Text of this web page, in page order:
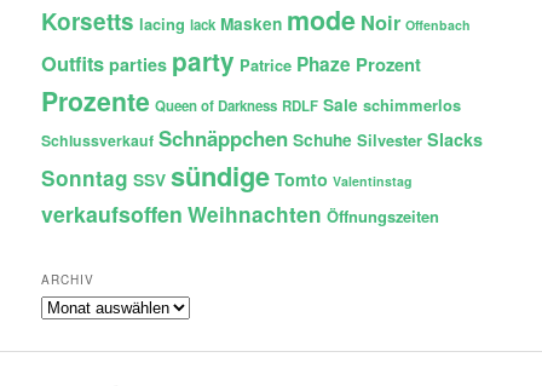
Korsetts lacing lack Masken mode Noir Offenbach
Outfits parties party Patrice Phaze Prozent
Prozente Queen of Darkness RDLF Sale schimmerlos
Schlussverkauf Schnäppchen Schuhe Silvester Slacks
Sonntag SSV sündige Tomto Valentinstag
verkaufsoffen Weihnachten Öffnungszeiten
ARCHIV
Archiv